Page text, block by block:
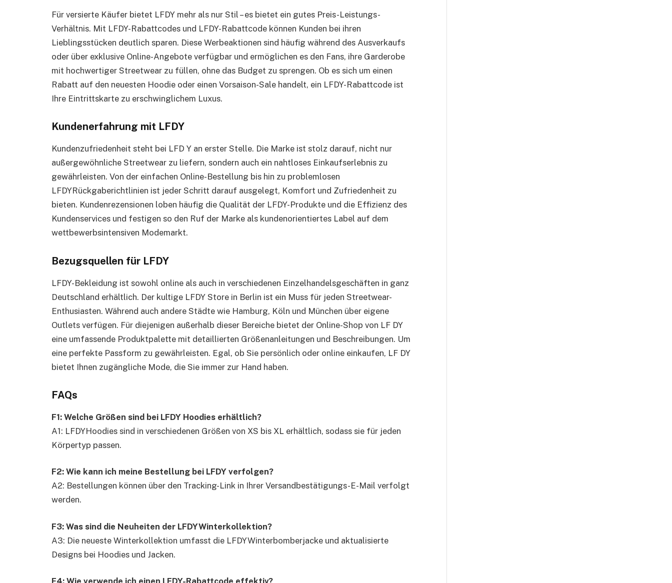
Für versierte Käufer bietet LFDY mehr als nur Stil – es bietet ein gutes Preis-Leistungs-
Verhältnis. Mit LFDY-Rabattcodes und LFDY-Rabattcode können Kunden bei ihren
Lieblingsstücken deutlich sparen. Diese Werbeaktionen sind häufig während des Ausverkaufs
oder über exklusive Online-Angebote verfügbar und ermöglichen es den Fans, ihre Garderobe
mit hochwertiger Streetwear zu füllen, ohne das Budget zu sprengen. Ob es sich um einen
Rabatt auf den neuesten Hoodie oder einen Vorsaison-Sale handelt, ein LFDY-Rabattcode ist
Ihre Eintrittskarte zu erschwinglichem Luxus.
Kundenerfahrung mit LFDY
Kundenzufriedenheit steht bei LFD Y an erster Stelle. Die Marke ist stolz darauf, nicht nur
außergewöhnliche Streetwear zu liefern, sondern auch ein nahtloses Einkaufserlebnis zu
gewährleisten. Von der einfachen Online-Bestellung bis hin zu problemlosen
LFDYRückgaberichtlinien ist jeder Schritt darauf ausgelegt, Komfort und Zufriedenheit zu
bieten. Kundenrezensionen loben häufig die Qualität der LFDY-Produkte und die Effizienz des
Kundenservices und festigen so den Ruf der Marke als kundenorientiertes Label auf dem
wettbewerbsintensiven Modemarkt.
Bezugsquellen für LFDY
LFDY-Bekleidung ist sowohl online als auch in verschiedenen Einzelhandelsgeschäften in ganz
Deutschland erhältlich. Der kultige LFDY Store in Berlin ist ein Muss für jeden Streetwear-
Enthusiasten. Während auch andere Städte wie Hamburg, Köln und München über eigene
Outlets verfügen. Für diejenigen außerhalb dieser Bereiche bietet der Online-Shop von LF DY
eine umfassende Produktpalette mit detaillierten Größenanleitungen und Beschreibungen. Um
eine perfekte Passform zu gewährleisten. Egal, ob Sie persönlich oder online einkaufen, LF DY
bietet Ihnen zugängliche Mode, die Sie immer zur Hand haben.
FAQs
F1: Welche Größen sind bei LFDY Hoodies erhältlich?
A1: LFDYHoodies sind in verschiedenen Größen von XS bis XL erhältlich, sodass sie für jeden
Körpertyp passen.
F2: Wie kann ich meine Bestellung bei LFDY verfolgen?
A2: Bestellungen können über den Tracking-Link in Ihrer Versandbestätigungs-E-Mail verfolgt
werden.
F3: Was sind die Neuheiten der LFDYWinterkollektion?
A3: Die neueste Winterkollektion umfasst die LFDYWinterbomberjacke und aktualisierte
Designs bei Hoodies und Jacken.